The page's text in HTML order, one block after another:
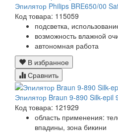
Эпилятор Philips BRE650/00
Код товара: 115059
подсветка,
возможность влажной
автономная работа
В избранное
Сравнить
Эпилятор Braun 9-890 Silk-epil
Код товара: 121929
область применения:
впадины, зона бикини